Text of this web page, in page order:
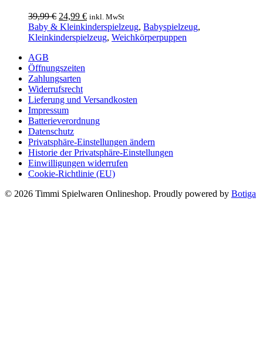
39,99€ Ursprünglicher
Preis
war:
24,99 €Aktueller
Preis
ist:
inkl. MwSt
Baby & Kleinkinderspielzeug, Babyspielzeug,
Kleinkinderspielzeug, Weichkörperpuppen
AGB
Öffnungszeiten
Zahlungsarten
Widerrufsrecht
Lieferung und Versandkosten
Impressum
Batterieverordnung
Datenschutz
Privatsphäre-Einstellungen ändern
Historie der Privatsphäre-Einstellungen
Einwilligungen widerrufen
Cookie-Richtlinie (EU)
© 2026 Timmi Spielwaren Onlineshop. Proudly powered by Botiga